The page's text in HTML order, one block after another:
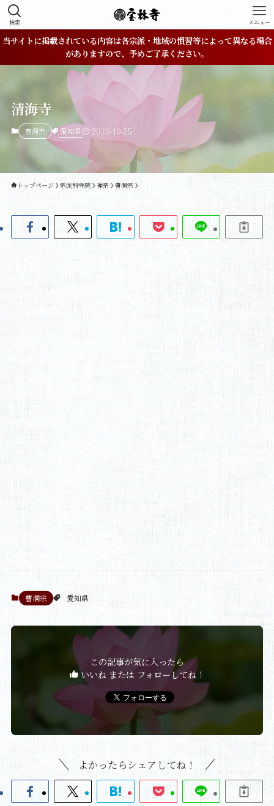
検索 メニュー
当サイトに掲載されている内容は各宗派・地域の慣習等によって異なる場合
がありますので、予めご了承ください。
清海寺
曹洞宗 愛知県 2020-10-25
トップページ 宗派別寺院 禅宗 曹洞宗
曹洞宗 愛知県
この記事が気に入ったら
いいね または フォローしてね！
よかったらシェアしてね！